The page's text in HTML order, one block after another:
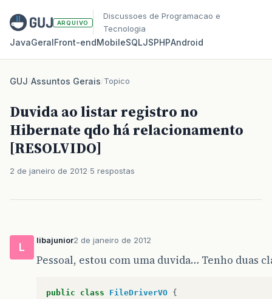
ARQUIVO
Discussoes de Programacao e
Tecnologia
JavaGeralFront‑endMobileSQLJSPHPAndroid
GUJ/Assuntos Gerais/Topico
Duvida ao listar registro no
Hibernate qdo há relacionamento
[RESOLVIDO]
2 de janeiro de 2012 5 respostas
L
libajunior2 de janeiro de 2012
Pessoal, estou com uma duvida… Tenho duas
public class FileDriverVO {